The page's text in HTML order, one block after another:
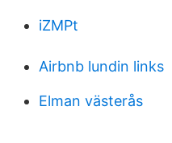
iZMPt
Airbnb lundin links
Elman västerås